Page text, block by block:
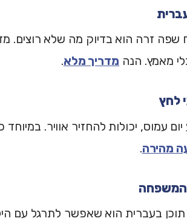
שפה זרה הוא בדיוק מה שלא רוצים.
מאמץ. הנה מדריך מלא.
לחץ
מהירה.
המשפחה
תוכן בעברית הוא שאפשר לתרגל עם